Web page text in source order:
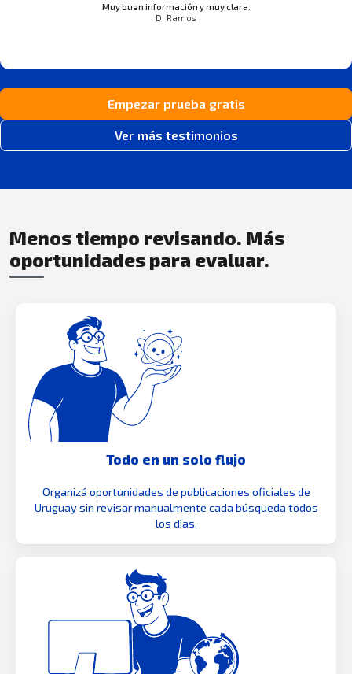
Muy buen información y muy clara.
D. Ramos
Empezar prueba gratis
Ver más testimonios
Menos tiempo revisando. Más
oportunidades para evaluar.
Todo en un solo flujo
Organizá oportunidades de publicaciones oficiales de
Uruguay sin revisar manualmente cada búsqueda todos
los días.